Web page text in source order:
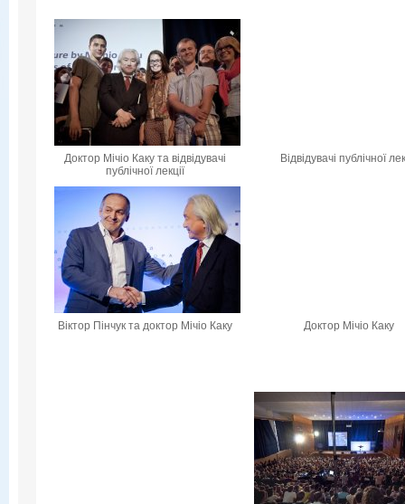
Доктор Мічіо Каку та відвідувачі
публічної лекції
Відвідувачі публічної
Віктор Пінчук та доктор Мічіо Каку Доктор Мічіо Каку